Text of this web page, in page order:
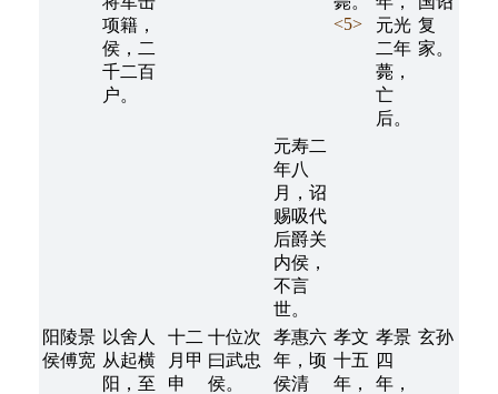
项籍，
侯，二
千二百
户。
<5>
元光
二年
薨，
亡
后。
复
家。
元寿二
年八
月，诏
赐吸代
后爵关
内侯，
不言
世。
阳陵景
侯傅宽
以舍人
从起横
阳，至
十二
月甲
申
十位次
曰武忠
侯。
孝惠六
年，顷
侯清
孝文
十五
年，
孝景
四
年，
玄孙